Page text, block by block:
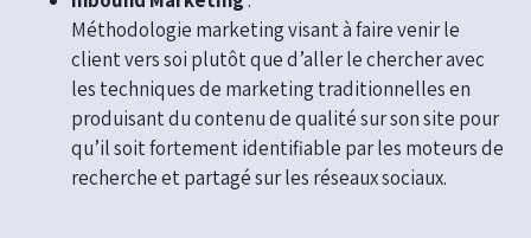
Méthodologie marketing visant à faire venir le
client vers soi plutôt que d’aller le chercher avec
les techniques de marketing traditionnelles en
produisant du contenu de qualité sur son site pour
qu’il soit fortement identifiable par les moteurs de
recherche et partagé sur les réseaux sociaux.